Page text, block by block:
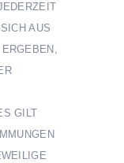
AUS
ERGEBEN,
GILT